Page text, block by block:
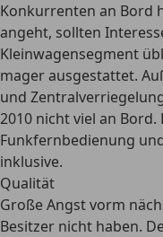
Konkurrenten an Bord
angeht, sollten
Kleinwagensegment
mager ausgestattet.
und
2010 nicht viel an
Funkfernbedienung
inklusive.
Qualität
Große Angst vorm
Besitzer nicht haben.